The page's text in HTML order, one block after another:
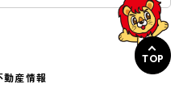
TOP
動産情報